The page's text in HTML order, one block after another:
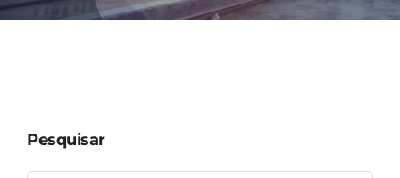
Contato
Pesquisar